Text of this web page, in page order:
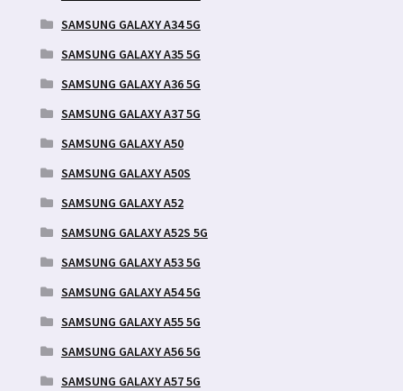
SAMSUNG GALAXY A34 5G
SAMSUNG GALAXY A35 5G
SAMSUNG GALAXY A36 5G
SAMSUNG GALAXY A37 5G
SAMSUNG GALAXY A50
SAMSUNG GALAXY A50S
SAMSUNG GALAXY A52
SAMSUNG GALAXY A52S 5G
SAMSUNG GALAXY A53 5G
SAMSUNG GALAXY A54 5G
SAMSUNG GALAXY A55 5G
SAMSUNG GALAXY A56 5G
SAMSUNG GALAXY A57 5G